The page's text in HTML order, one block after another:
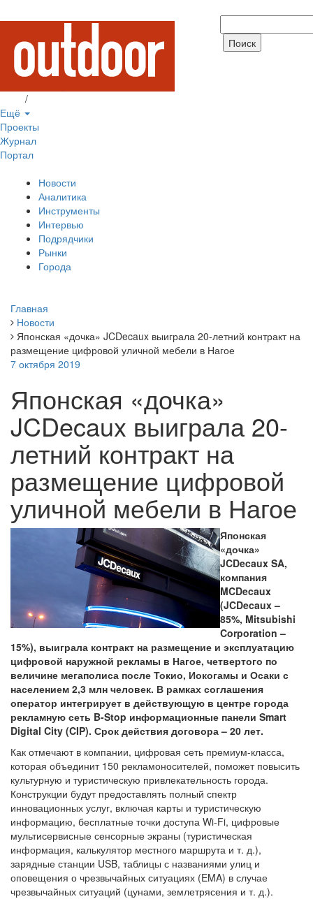
/
Ещё
Проекты
Журнал
Портал
Новости
Аналитика
Инструменты
Интервью
Подрядчики
Рынки
Города
Главная
Новости
Японская «дочка» JCDecaux выиграла 20-летний контракт на
размещение цифровой уличной мебели в Нагое
7 октября 2019
Японская «дочка»
JCDecaux выиграла 20-
летний контракт на
размещение цифровой
уличной мебели в Нагое
Японская
«дочка»
JCDecaux SA,
компания
MCDecaux
(JCDecaux –
85%, Mitsubishi
Corporation –
15%), выиграла контракт на размещение и эксплуатацию
цифровой наружной рекламы в Нагое, четвертого по
величине мегаполиса после Токио, Иокогамы и Осаки с
населением 2,3 млн человек. В рамках соглашения
оператор интегрирует в действующую в центре города
рекламную сеть B-Stop информационные панели Smart
Digital City (CIP). Срок действия договора – 20 лет.
Как отмечают в компании, цифровая сеть премиум-класса,
которая объединит 150 рекламоносителей, поможет повысить
культурную и туристическую привлекательность города.
Конструкции будут предоставлять полный спектр
инновационных услуг, включая карты и туристическую
информацию, бесплатные точки доступа Wi-Fi, цифровые
мультисервисные сенсорные экраны (туристическая
информация, калькулятор местного маршрута и т. д.),
зарядные станции USB, таблицы с названиями улиц и
оповещения о чрезвычайных ситуациях (EMA) в случае
чрезвычайных ситуаций (цунами, землетрясения и т. д.).